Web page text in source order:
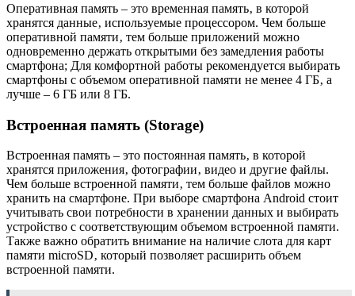
Оперативная память – это временная память‚ в которой
хранятся данные‚ используемые процессором. Чем больше
оперативной памяти‚ тем больше приложений можно
одновременно держать открытыми без замедления работы
смартфона; Для комфортной работы рекомендуется выбирать
смартфоны с объемом оперативной памяти не менее 4 ГБ‚ а
лучше – 6 ГБ или 8 ГБ.
Встроенная память (Storage)
Встроенная память – это постоянная память‚ в которой
хранятся приложения‚ фотографии‚ видео и другие файлы.
Чем больше встроенной памяти‚ тем больше файлов можно
хранить на смартфоне. При выборе смартфона Android стоит
учитывать свои потребности в хранении данных и выбирать
устройство с соответствующим объемом встроенной памяти.
Также важно обратить внимание на наличие слота для карт
памяти microSD‚ который позволяет расширить объем
встроенной памяти.